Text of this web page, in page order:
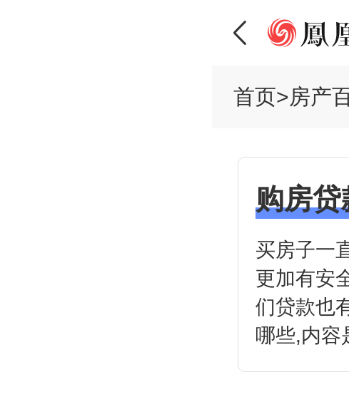
首页>房产
购房贷
买房子一
更加有安
们贷款也
哪些,内容